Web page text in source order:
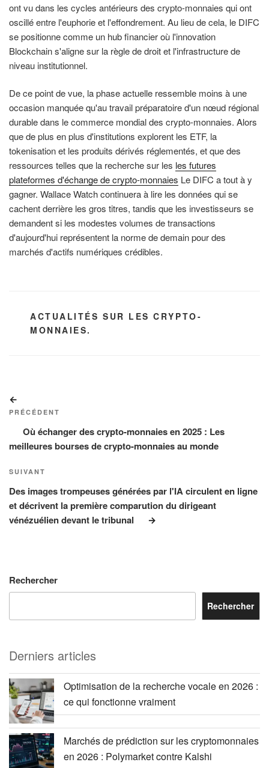
ont vu dans les cycles antérieurs des crypto-monnaies qui ont
oscillé entre l'euphorie et l'effondrement. Au lieu de cela, le DIFC
se positionne comme un hub financier où l'innovation
Blockchain s'aligne sur la règle de droit et l'infrastructure de
niveau institutionnel.
De ce point de vue, la phase actuelle ressemble moins à une
occasion manquée qu'au travail préparatoire d'un nœud régional
durable dans le commerce mondial des crypto-monnaies. Alors
que de plus en plus d'institutions explorent les ETF, la
tokenisation et les produits dérivés réglementés, et que des
ressources telles que la recherche sur les les futures
plateformes d'échange de crypto-monnaies Le DIFC a tout à y
gagner. Wallace Watch continuera à lire les données qui se
cachent derrière les gros titres, tandis que les investisseurs se
demandent si les modestes volumes de transactions
d'aujourd'hui représentent la norme de demain pour des
marchés d'actifs numériques crédibles.
CATÉGORIES
ACTUALITÉS SUR LES CRYPTO-
MONNAIES.
de
l’article
précédent
PRÉCÉDENT
Où échanger des crypto-monnaies en 2025 : Les
meilleures bourses de crypto-monnaies au monde
Article
suivant
SUIVANT
Des images trompeuses générées par l'IA circulent en ligne
et décrivent la première comparution du dirigeant
vénézuélien devant le tribunal
Rechercher
Rechercher
Derniers articles
Optimisation de la recherche vocale en 2026 :
ce qui fonctionne vraiment
Marchés de prédiction sur les cryptomonnaies
en 2026 : Polymarket contre Kalshi